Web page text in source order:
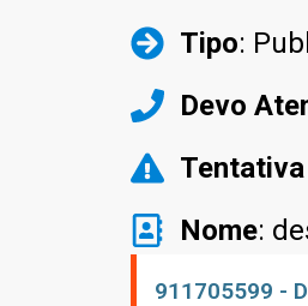
Tipo:
Devo
Nome:
911705599 -